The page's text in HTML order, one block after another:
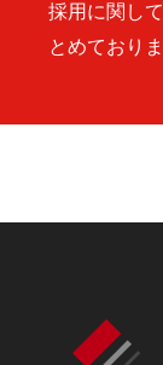
採用に関し
とめており